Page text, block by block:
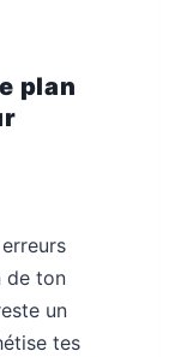
plan
de ton
un
tes